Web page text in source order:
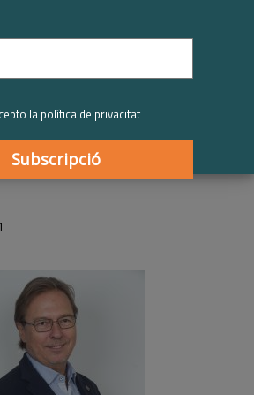
personal
en RSE
la política de privacitat